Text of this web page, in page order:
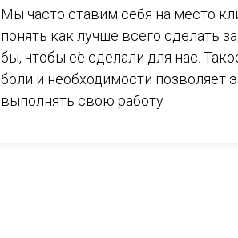
Мы часто ставим себя на место
понять как лучше всего сделать
бы, чтобы её сделали для нас.
боли и необходимости позволяет
выполнять свою работу